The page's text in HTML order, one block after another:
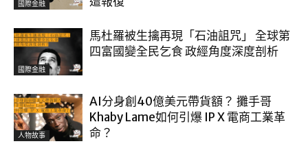
國際金融
國際金融
馬杜羅被生擒再現「石油詛咒」 全球第
四富國變全民乞食 政經角度深度剖析
人物故事
AI分身創40億美元帶貨額？ 攤手哥
Khaby Lame如何引爆 IP X 電商工業革
命？